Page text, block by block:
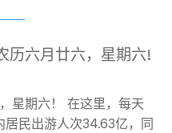
历六月廿六，星期六!
星期六！ 在这里，每天
民出游人次34.63亿，同